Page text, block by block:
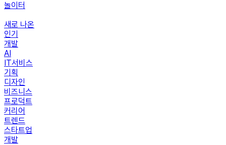
놀이터
새로 나온
인기
개발
AI
IT서비스
기획
디자인
비즈니스
프로덕트
커리어
트렌드
스타트업
개발